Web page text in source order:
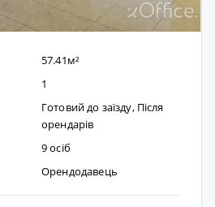
57.41м²
1
Готовий до заïзду, Після
орендарів
9 осіб
Орендодавець